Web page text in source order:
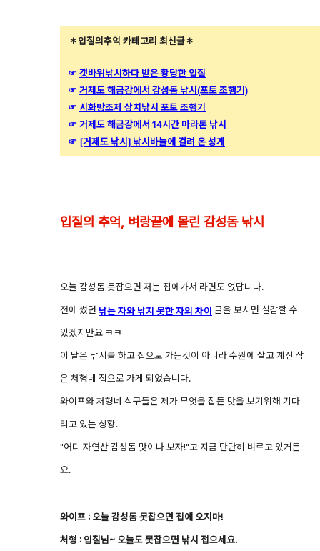
＊입질의추억 카테고리 최신글＊
☞갯바위낚시하다 받은 황당한 입질
☞거제도 해금강에서 감성돔 낚시(포토 조행기)
☞시화방조제 삼치낚시 포토 조행기
☞거제도 해금강에서 14시간 마라톤 낚시
☞ [거제도 낚시] 낚시바늘에 걸려 온 성게
입질의 추억, 벼랑끝에 몰린 감성돔 낚시
오늘 감성돔 못잡으면 저는 집에가서 라면도 없답니다.
전에 썼던 낚는 자와 낚지 못한 자의 차이 글을 보시면 실감할 수
있겠지만요 ㅋㅋ
이 날은 낚시를 하고 집으로 가는것이 아니라 수원에 살고 계신 작
은 처형네 집으로 가게 되었습니다.
와이프와 처형네 식구들은 제가 무엇을 잡든 맛을 보기위해 기다
리고 있는 상황.
"어디 자연산 감성돔 맛이나 보자!"고 지금 단단히 벼르고 있거든
요.
와이프 : 오늘 감성돔 못잡으면 집에 오지마!
처형 : 입질님~ 오늘도 못잡으면 낚시 접으세요.